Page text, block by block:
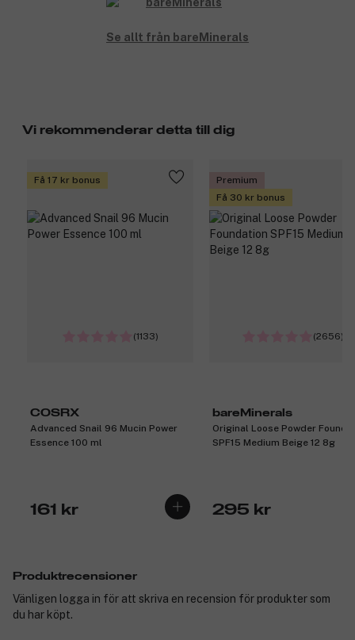
Därför kommer du att älska den:
Icke komedogen.
gluten, syntetisk doft, PEG och mer.
Fri från:
Parabenfri, Glutenfri, Talkfri, Syntetisk doftfri, PEG-fri,
Se allt från bareMinerals
Vi rekommenderar detta till dig
Få 17 kr bonus
(1133)
COSRX
Advanced Snail 96 Mucin Power
Essence 100 ml
161 kr
Premium
Få 30 kr bonus
(2656)
bareMinerals
Original Loose Powder
SPF15 Medium Beige 12 8g
295 kr
Produktrecensioner
Vänligen logga in för att skriva en recension för produkter som
du har köpt.